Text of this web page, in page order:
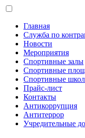
Главная
Служба по
Новости
Мероприятия
Спортивные залы
Спортивные
Спортивные
Прайс-лист
Контакты
Антикоррупция
Антитеррор
Учредительные